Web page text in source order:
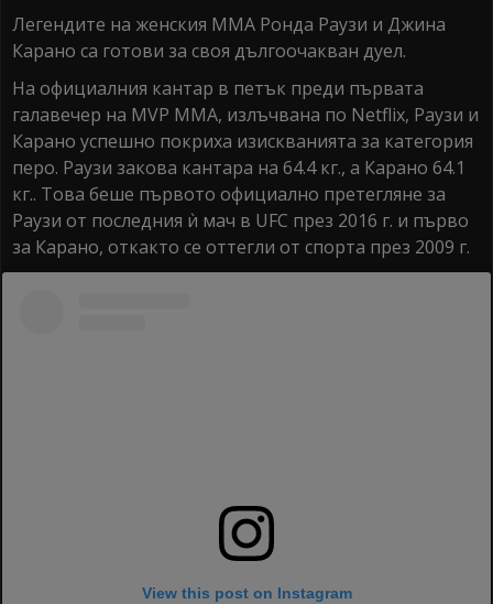
Легендите на женския ММА Ронда Раузи и Джина
Карано са готови за своя дългоочакван дуел.
На официалния кантар в петък преди първата
галавечер на MVP MMA, излъчвана по Netflix, Раузи и
Карано успешно покриха изискванията за категория
перо. Раузи закова кантара на 64.4 кг., а Карано 64.1
кг.. Това беше първото официално претегляне за
Раузи от последния ѝ мач в UFC през 2016 г. и първо
за Карано, откакто се оттегли от спорта през 2009 г.
View this post on Instagram